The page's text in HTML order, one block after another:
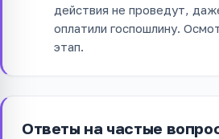
действия не проведут,
оплатили госпошлину.
этап.
Ответы на частые